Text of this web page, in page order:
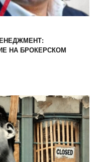
НА БРОКЕРСКОМ